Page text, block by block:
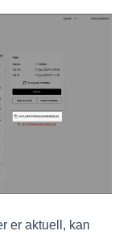
er aktuell, kan